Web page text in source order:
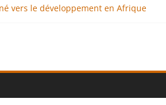
vers le développement en Afrique
internationale